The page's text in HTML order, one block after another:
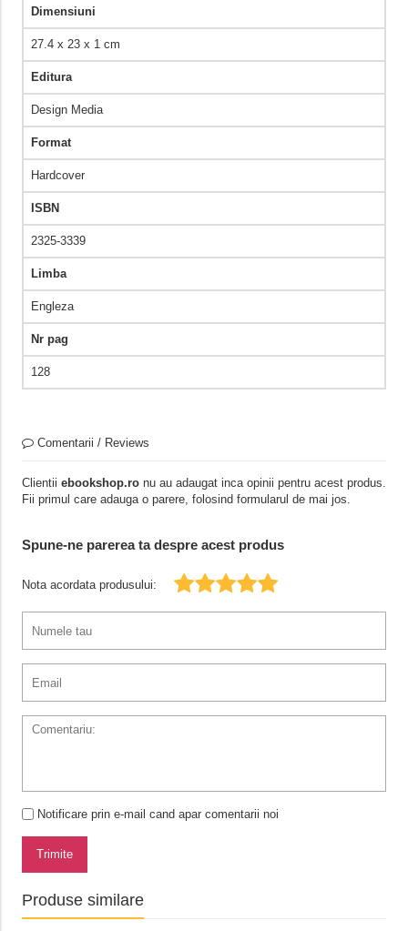
Dimensiuni
27.4 x 23 x 1 cm
Editura
Design Media
Format
Hardcover
ISBN
2325-3339
Limba
Engleza
Nr pag
128
Comentarii / Reviews
Clientii ebookshop.ronu au adaugat inca opinii pentru acest produs.
Fii primul care adauga o parere, folosind formularul de mai jos.
Spune-ne parerea ta despre acest produs
Nota acordata produsului:
Notificare prin e-mail cand apar comentarii noi
Trimite
Produse similare